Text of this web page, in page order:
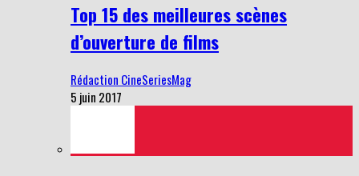
Top 15 des meilleures scènes
d’ouverture de films
Rédaction CineSeriesMag
5 juin 2017